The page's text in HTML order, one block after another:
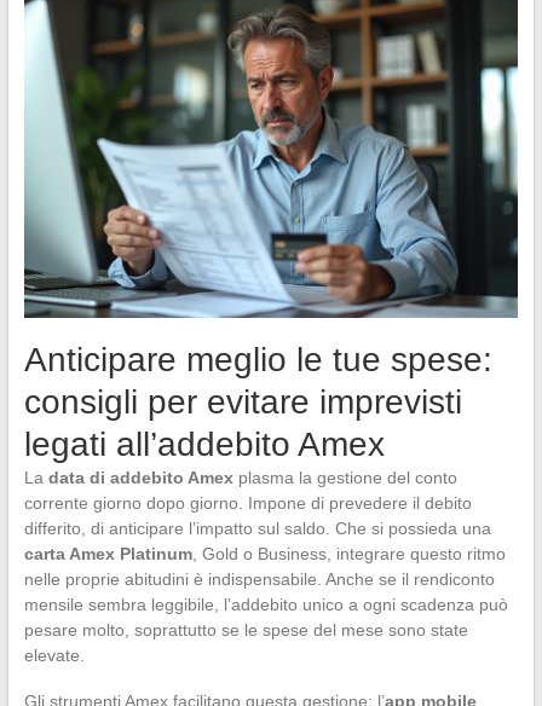
Anticipare meglio le tue spese:
consigli per evitare imprevisti
legati all’addebito Amex
La data di addebito Amexplasma la gestione del conto
corrente giorno dopo giorno. Impone di prevedere il debito
differito, di anticipare l’impatto sul saldo. Che si possieda una
carta Amex Platinum, Gold o Business, integrare questo ritmo
nelle proprie abitudini è indispensabile. Anche se il rendiconto
mensile sembra leggibile, l’addebito unico a ogni scadenza può
pesare molto, soprattutto se le spese del mese sono state
elevate.
Gli strumenti Amex facilitano questa gestione: l’app mobile